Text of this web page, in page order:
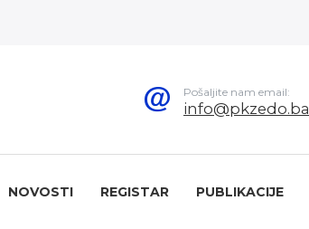
Pošaljite nam email:
info@pkzedo.ba
NOVOSTI REGISTAR PUBLIKACIJE